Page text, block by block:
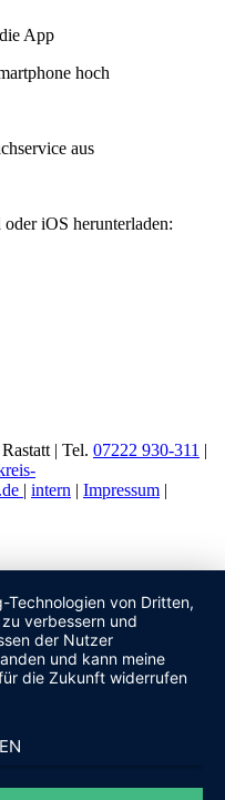
App
hoch
aus
iOS herunterladen:
| Tel. 07222 930-311 |
| intern | Impressum |
Technologien von Dritten,
verbessern und
der Nutzer
und kann meine
die Zukunft widerrufen